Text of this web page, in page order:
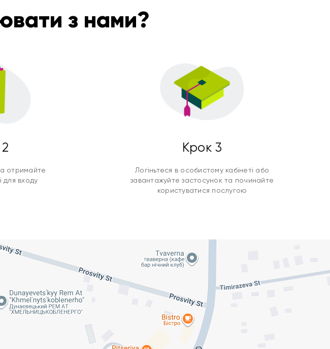
з нами?
отримайте
для входу
Крок 3
Логіньтеся в особистому кабінеті або
завантажуйте застосунок та починайте
користуватися послугою